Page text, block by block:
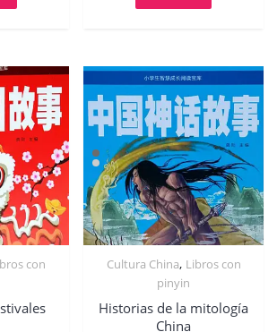
con
Cultura China, Libros con
pinyin
Historias de la mitología
China